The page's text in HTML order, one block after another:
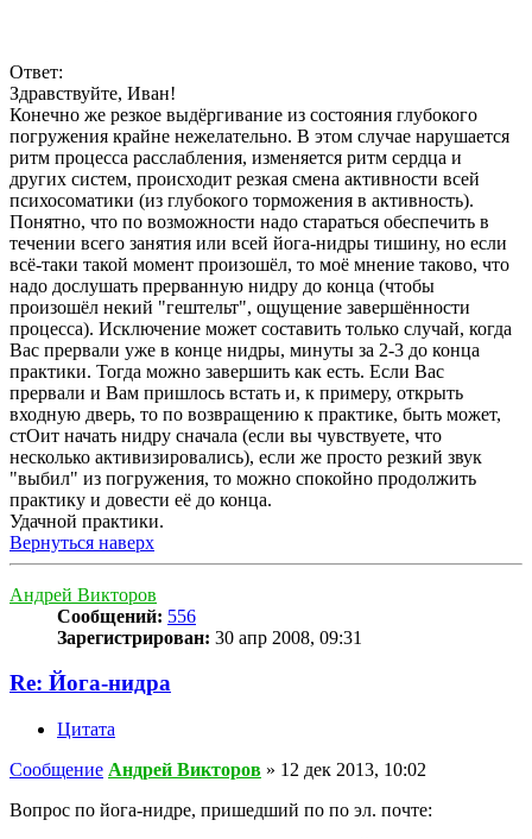
Ответ:
Здравствуйте, Иван!
Конечно же резкое выдёргивание из состояния глубокого
погружения крайне нежелательно. В этом случае нарушается
ритм процесса расслабления, изменяется ритм сердца и
других систем, происходит резкая смена активности всей
психосоматики (из глубокого торможения в активность).
Понятно, что по возможности надо стараться обеспечить в
течении всего занятия или всей йога-нидры тишину, но если
всё-таки такой момент произошёл, то моё мнение таково, что
надо дослушать прерванную нидру до конца (чтобы
произошёл некий "гештельт", ощущение завершённости
процесса). Исключение может составить только случай, когда
Вас прервали уже в конце нидры, минуты за 2-3 до конца
практики. Тогда можно завершить как есть. Если Вас
прервали и Вам пришлось встать и, к примеру, открыть
входную дверь, то по возвращению к практике, быть может,
стОит начать нидру сначала (если вы чувствуете, что
несколько активизировались), если же просто резкий звук
"выбил" из погружения, то можно спокойно продолжить
практику и довести её до конца.
Удачной практики.
Вернуться наверх
Андрей Викторов
Сообщений: 556
Зарегистрирован: 30 апр 2008, 09:31
Re: Йога-нидра
Цитата
Сообщение Андрей Викторов » 12 дек 2013, 10:02
Вопрос по йога-нидре, пришедший по по эл. почте: